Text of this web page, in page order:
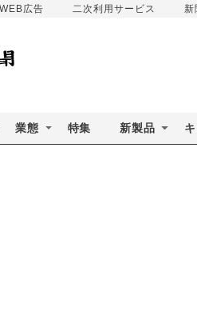
WEB広告 二次利用サービス 新
業態 特集 新製品